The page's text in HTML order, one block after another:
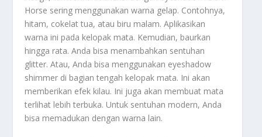
Horse sering menggunakan warna gelap. Contohnya,
hitam, cokelat tua, atau biru malam. Aplikasikan
warna ini pada kelopak mata. Kemudian, baurkan
hingga rata. Anda bisa menambahkan sentuhan
glitter. Atau, Anda bisa menggunakan eyeshadow
shimmer di bagian tengah kelopak mata. Ini akan
memberikan efek kilau. Ini juga akan membuat mata
terlihat lebih terbuka. Untuk sentuhan modern, Anda
bisa memadukan dengan warna lain.